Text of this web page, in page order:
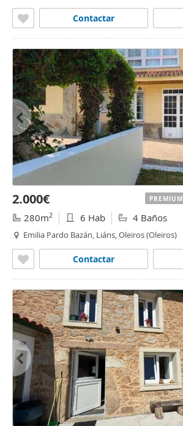
Contactar
2.000€
280m2 6 Hab 4 Baños
Emilia Pardo Bazán, Liáns, Oleiros (Oleiros)
Contactar
PREMIUM